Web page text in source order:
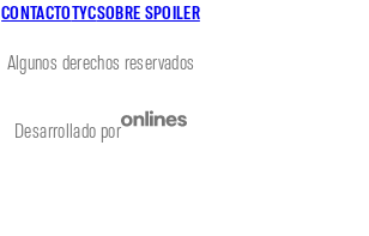
CONTACTOTYCSOBRE SPOILER
Algunos derechos reservados
Desarrollado por